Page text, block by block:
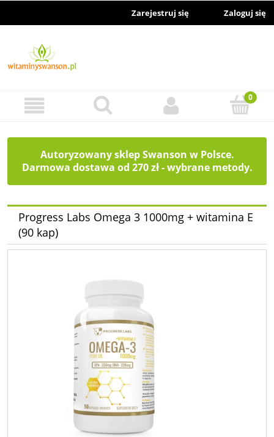
Zarejestruj się Zaloguj się
Autoryzowany sklep Swanson w Polsce.
Darmowa dostawa od 270 zł - wybrane metody.
Progress Labs Omega 3 1000mg + witamina E
(90 kap)